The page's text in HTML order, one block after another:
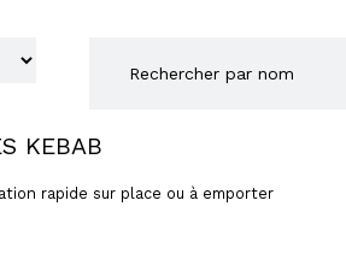
KEBAB
rapide sur place ou à emporter